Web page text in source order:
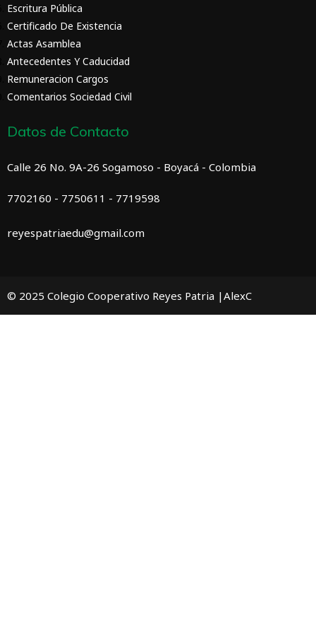
Escritura Pública
Certificado De Existencia
Actas Asamblea
Antecedentes Y Caducidad
Remuneracion Cargos
Comentarios Sociedad Civil
Datos de Contacto
Calle 26 No. 9A-26 Sogamoso - Boyacá - Colombia
7702160 - 7750611 - 7719598
reyespatriaedu@gmail.com
© 2025 Colegio Cooperativo Reyes Patria |AlexC